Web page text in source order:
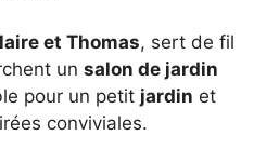
et Thomas, sert de fil
un salon de jardin
pour un petit jardin et
conviviales.